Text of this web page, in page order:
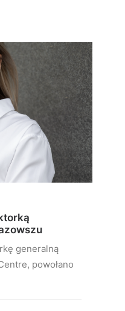
generalną
powołano